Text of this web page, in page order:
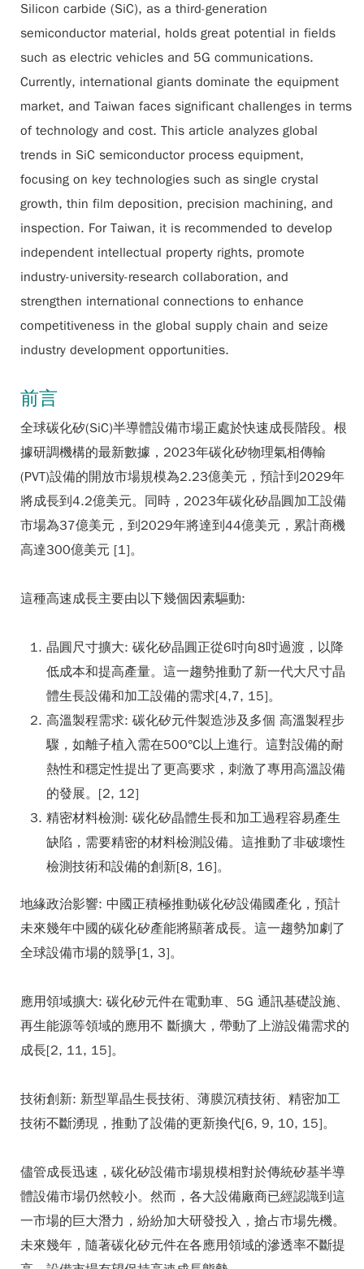
Silicon carbide (SiC), as a third-generation
semiconductor material, holds great potential in fields
such as electric vehicles and 5G communications.
Currently, international giants dominate the equipment
market, and Taiwan faces significant challenges in terms
of technology and cost. This article analyzes global
trends in SiC semiconductor process equipment,
focusing on key technologies such as single crystal
growth, thin film deposition, precision machining, and
inspection. For Taiwan, it is recommended to develop
independent intellectual property rights, promote
industry-university-research collaboration, and
strengthen international connections to enhance
competitiveness in the global supply chain and seize
industry development opportunities.
前言
全球碳化矽(SiC)半導體設備市場正處於快速成長階段。根
據研調機構的最新數據，2023年碳化矽物理氣相傳輸
(PVT)設備的開放市場規模為2.23億美元，預計到2029年
將成長到4.2億美元。同時，2023年碳化矽晶圓加工設備
市場為37億美元，到2029年將達到44億美元，累計商機
高達300億美元 [1]。
這種高速成長主要由以下幾個因素驅動:
晶圓尺寸擴大: 碳化矽晶圓正從6吋向8吋過渡，以降
低成本和提高產量。這一趨勢推動了新一代大尺寸晶
體生長設備和加工設備的需求[4,7, 15]。
高溫製程需求: 碳化矽元件製造涉及多個 高溫製程步
驟，如離子植入需在500°C以上進行。這對設備的耐
熱性和穩定性提出了更高要求，刺激了專用高溫設備
的發展。[2, 12]
精密材料檢測: 碳化矽晶體生長和加工過程容易產生
缺陷，需要精密的材料檢測設備。這推動了非破壞性
檢測技術和設備的創新[8, 16]。
地緣政治影響: 中國正積極推動碳化矽設備國產化，預計
未來幾年中國的碳化矽產能將顯著成長。這一趨勢加劇了
全球設備市場的競爭[1, 3]。
應用領域擴大: 碳化矽元件在電動車、5G 通訊基礎設施、
再生能源等領域的應用不 斷擴大，帶動了上游設備需求的
成長[2, 11, 15]。
技術創新: 新型單晶生長技術、薄膜沉積技術、精密加工
技術不斷湧現，推動了設備的更新換代[6, 9, 10, 15]。
儘管成長迅速，碳化矽設備市場規模相對於傳統矽基半導
體設備市場仍然較小。然而，各大設備廠商已經認識到這
一市場的巨大潛力，紛紛加大研發投入，搶占市場先機。
未來幾年，隨著碳化矽元件在各應用領域的滲透率不斷提